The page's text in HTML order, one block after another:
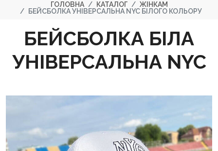
ГОЛОВНА КАТАЛОГ
ЖІНКАМ
БЕЙСБОЛКА УНІВЕРСАЛЬНА NYC БІЛОГО КОЛЬОРУ
БЕЙСБОЛКА БІЛА
УНІВЕРСАЛЬНА NYC